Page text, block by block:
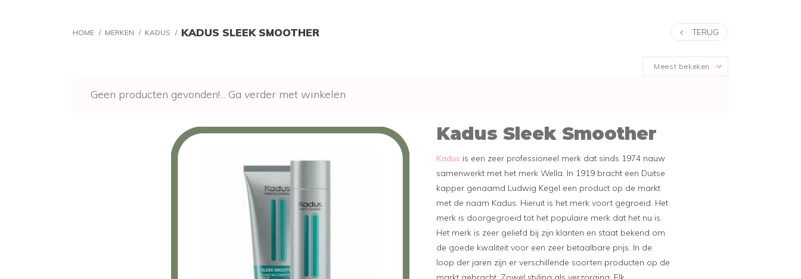
HOME / MERKEN / KADUS / KADUS SLEEK SMOOTHER TERUG
Meest bekeken
Geen producten gevonden!... Ga verder met winkelen
Kadus Sleek Smoother
Kadus is een zeer professioneel merk dat sinds 1974 nauw
samenwerkt met het merk Wella. In 1919 bracht een Duitse
kapper genaamd Ludwig Kegel een product op de markt
met de naam Kadus. Hieruit is het merk voort gegroeid. Het
merk is doorgegroeid tot het populaire merk dat het nu is.
Het merk is zeer geliefd bij zijn klanten en staat bekend om
de goede kwaliteit voor een zeer betaalbare prijs. In de
loop der jaren zijn er verschillende soorten producten op de
markt gebracht. Zowel styling als verzorging. Elk